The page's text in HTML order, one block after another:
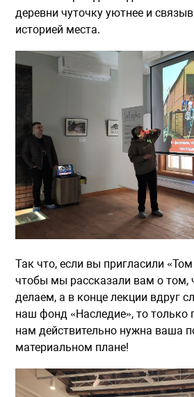
деревни чуточку уютнее и
историей места.
Так что, если вы пригласили
чтобы мы рассказали вам о том,
делаем, а в конце лекции вдруг
наш фонд «Наследие», то только
нам действительно нужна ваша
материальном плане!